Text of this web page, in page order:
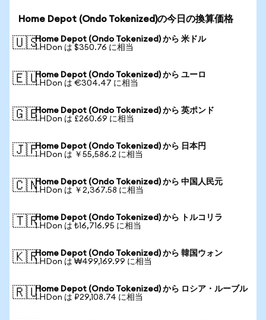
Home Depot (Ondo Tokenized)の今日の換算価格
🇺🇸Home Depot (Ondo Tokenized) から 米ドル
1 HDon は $350.76 に相当
🇪🇺Home Depot (Ondo Tokenized) から ユーロ
1 HDon は €304.47 に相当
🇬🇧Home Depot (Ondo Tokenized) から 英ポンド
1 HDon は £260.69 に相当
🇯🇵Home Depot (Ondo Tokenized) から 日本円
1 HDon は ￥55,586.2 に相当
🇨🇳Home Depot (Ondo Tokenized) から 中国人民元
1 HDon は ￥2,367.58 に相当
🇹🇷Home Depot (Ondo Tokenized) から トルコリラ
1 HDon は ₺16,716.95 に相当
🇰🇷Home Depot (Ondo Tokenized) から 韓国ウォン
1 HDon は ₩499,169.99 に相当
🇷🇺Home Depot (Ondo Tokenized) から ロシア・ルーブル
1 HDon は ₽29,108.74 に相当